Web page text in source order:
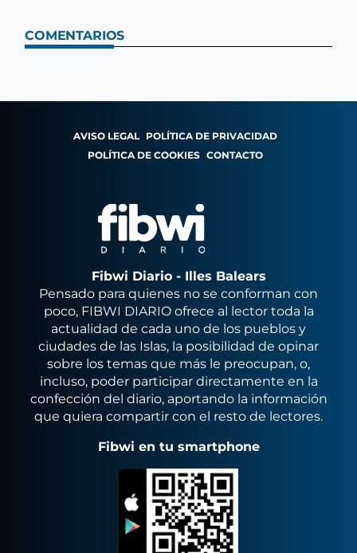
COMENTARIOS
AVISO LEGAL POLÍTICA DE PRIVACIDAD
POLÍTICA DE COOKIES CONTACTO
Fibwi Diario - Illes Balears
Pensado para quienes no se conforman con
poco, FIBWI DIARIO ofrece al lector toda la
actualidad de cada uno de los pueblos y
ciudades de las Islas, la posibilidad de opinar
sobre los temas que más le preocupan, o,
incluso, poder participar directamente en la
confección del diario, aportando la información
que quiera compartir con el resto de lectores.
Fibwi en tu smartphone